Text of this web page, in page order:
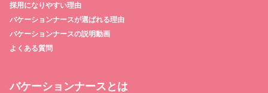
バケーションナースとは
採用になりやすい理由
バケーションナースが選ばれる理由
バケーションナースの説明動画
よくある質問